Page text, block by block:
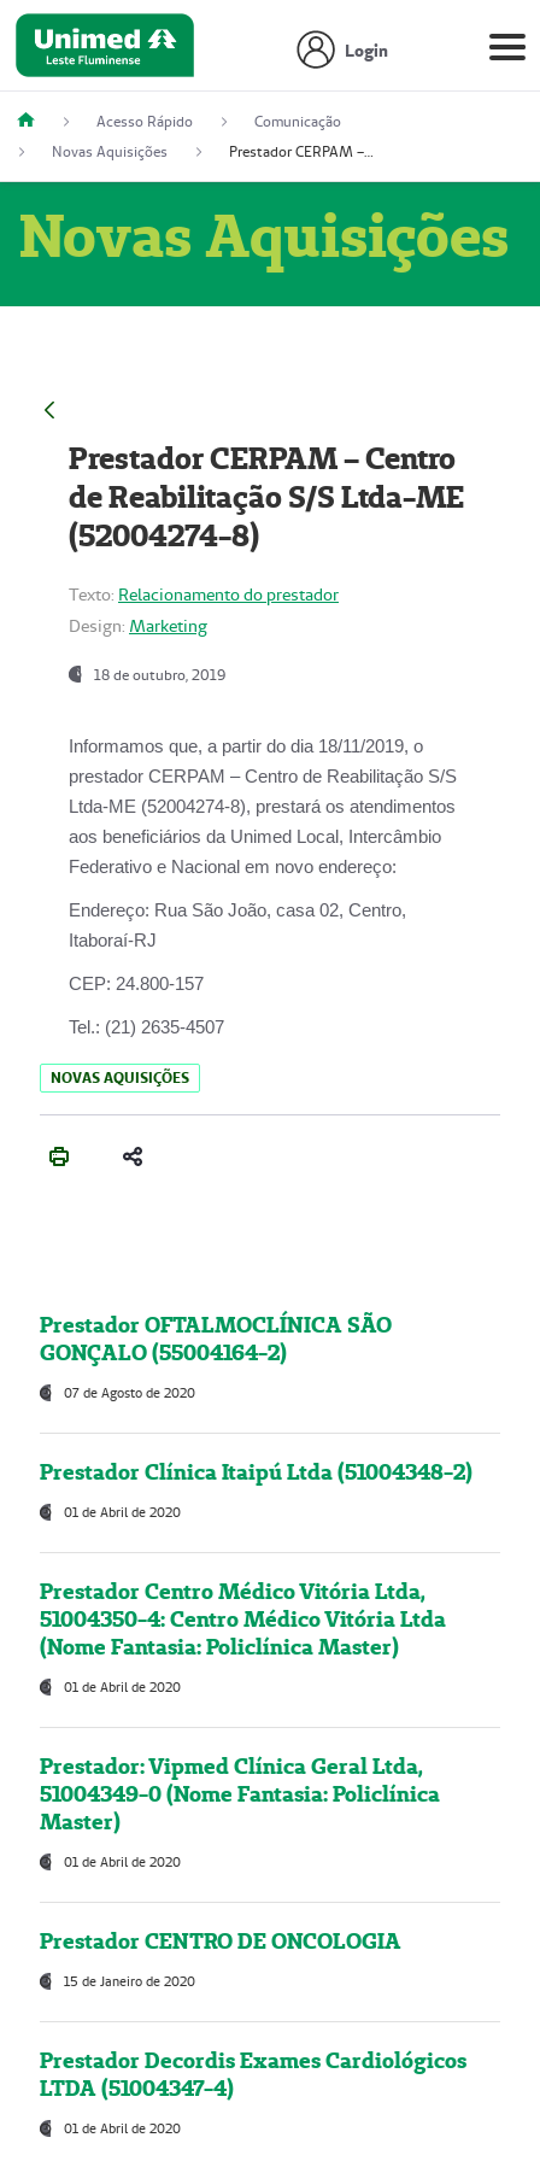
Login
Acesso Rápido
Comunicação
Novas Aquisições
Prestador CERPAM – Centro de Reabilitação S/S Ltda-ME (52004274-8)
Novas Aquisições
Prestador CERPAM – Centro
de Reabilitação S/S Ltda-ME
(52004274-8)
Texto: Relacionamento do prestador
Design: Marketing
18 de outubro, 2019
Informamos que, a partir do dia 18/11/2019, o
prestador CERPAM – Centro de Reabilitação S/S
Ltda-ME (52004274-8), prestará os atendimentos
aos beneficiários da Unimed Local, Intercâmbio
Federativo e Nacional em novo endereço:
Endereço: Rua São João, casa 02, Centro,
Itaboraí-RJ
CEP: 24.800-157
Tel.: (21) 2635-4507
NOVAS AQUISIÇÕES
Prestador OFTALMOCLÍNICA SÃO
GONÇALO (55004164-2)
07 de Agosto de 2020
Prestador Clínica Itaipú Ltda (51004348-2)
01 de Abril de 2020
Prestador Centro Médico Vitória Ltda,
51004350-4: Centro Médico Vitória Ltda
(Nome Fantasia: Policlínica Master)
01 de Abril de 2020
Prestador: Vipmed Clínica Geral Ltda,
51004349-0 (Nome Fantasia: Policlínica
Master)
01 de Abril de 2020
Prestador CENTRO DE ONCOLOGIA
15 de Janeiro de 2020
Prestador Decordis Exames Cardiológicos
LTDA (51004347-4)
01 de Abril de 2020